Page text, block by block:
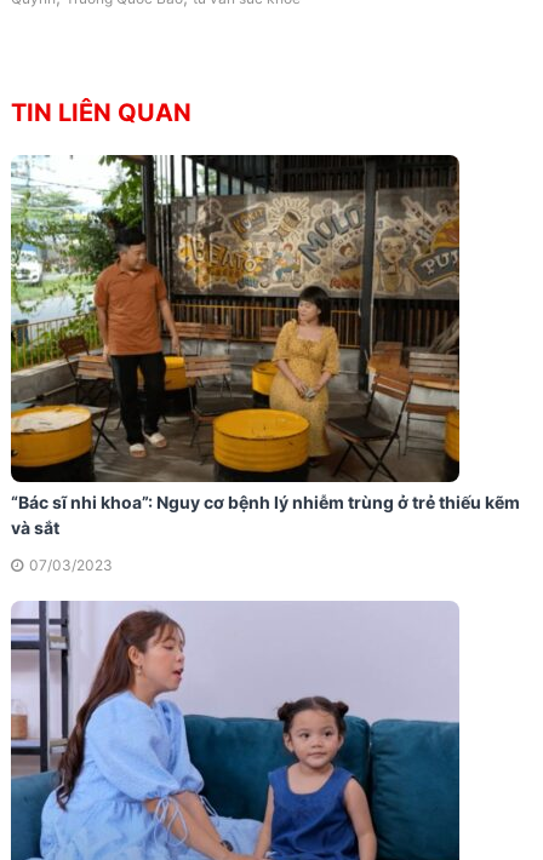
TIN LIÊN QUAN
“Bác sĩ nhi khoa”: Nguy cơ bệnh lý nhiễm trùng ở trẻ thiếu kẽm
và sắt
07/03/2023